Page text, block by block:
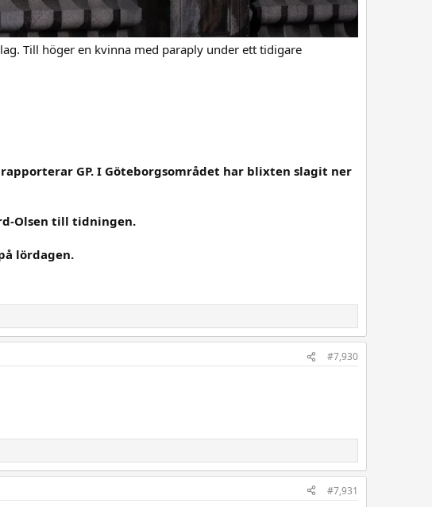
Till höger en kvinna med paraply under ett tidigare
GP. I Göteborgsområdet har blixten slagit ner
Olsen till tidningen.
lördagen.
#7,930
#7,931